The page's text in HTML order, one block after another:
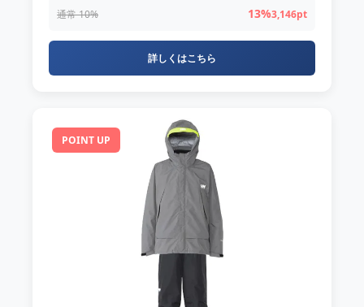
通常 10% 13%3,146pt
詳しくはこちら
POINT UP